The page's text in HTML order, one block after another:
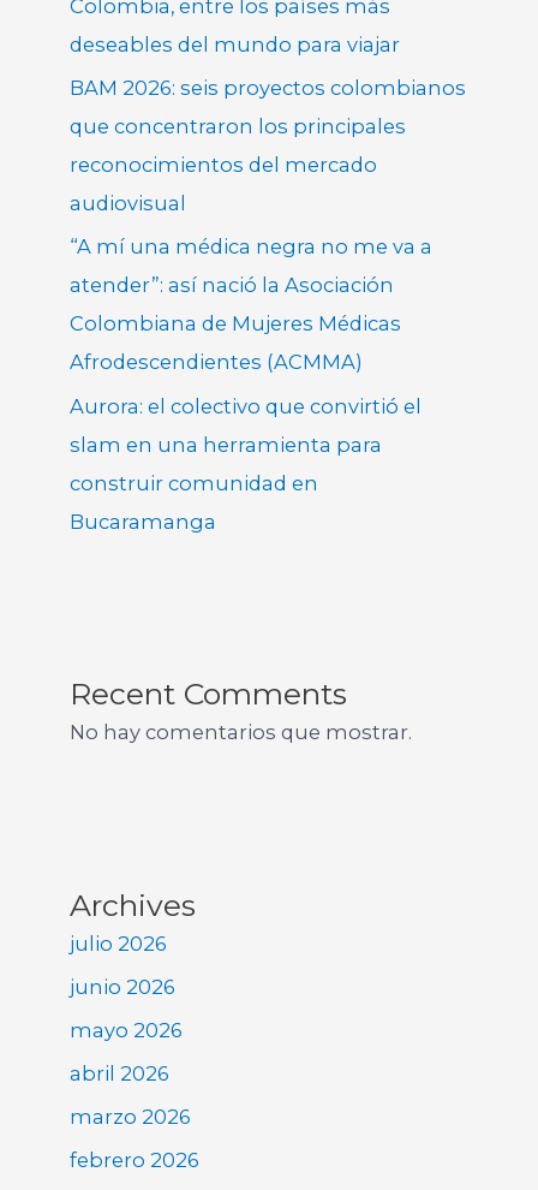
Colombia, entre los países más
deseables del mundo para viajar
BAM 2026: seis proyectos colombianos
que concentraron los principales
reconocimientos del mercado
audiovisual
“A mí una médica negra no me va a
atender”: así nació la Asociación
Colombiana de Mujeres Médicas
Afrodescendientes (ACMMA)
Aurora: el colectivo que convirtió el
slam en una herramienta para
construir comunidad en
Bucaramanga
Recent Comments
No hay comentarios que mostrar.
Archives
julio 2026
junio 2026
mayo 2026
abril 2026
marzo 2026
febrero 2026